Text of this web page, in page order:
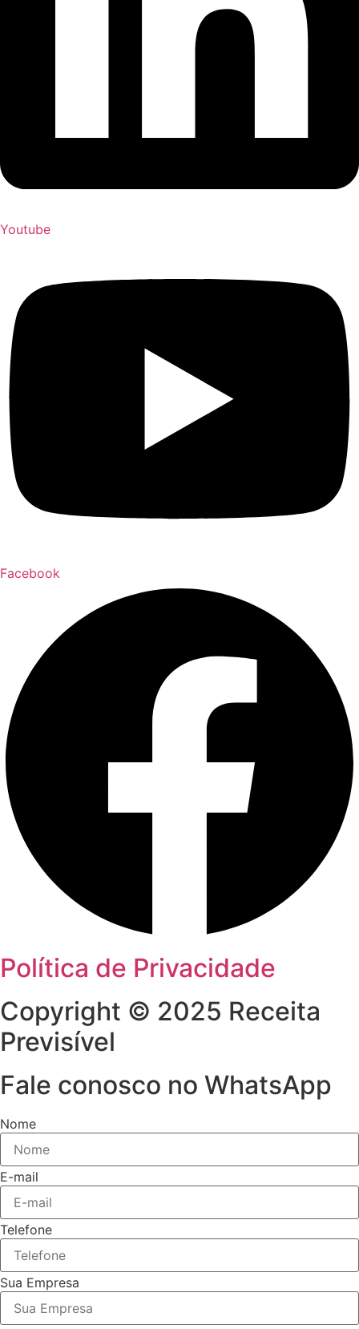
Youtube
Facebook
Política de Privacidade
Copyright © 2025 Receita
Previsível
Fale conosco no WhatsApp
Nome
E-mail
Telefone
Sua Empresa